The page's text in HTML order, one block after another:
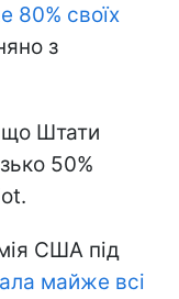
80% своїх
з
Штати
50%
США під
майже всі